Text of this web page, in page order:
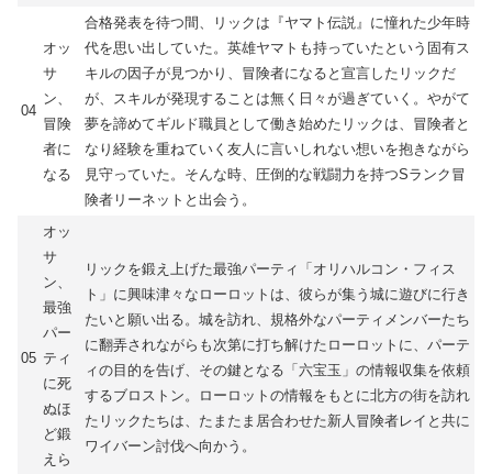
04
オッ
サ
ン、
冒険
者に
なる
合格発表を待つ間、リックは『ヤマト伝説』に憧れた少年時
代を思い出していた。英雄ヤマトも持っていたという固有ス
キルの因子が見つかり、冒険者になると宣言したリックだ
が、スキルが発現することは無く日々が過ぎていく。やがて
夢を諦めてギルド職員として働き始めたリックは、冒険者と
なり経験を重ねていく友人に言いしれない想いを抱きながら
見守っていた。そんな時、圧倒的な戦闘力を持つSランク冒
険者リーネットと出会う。
05
オッ
サ
ン、
最強
パー
ティ
に死
ぬほ
ど鍛
えら
リックを鍛え上げた最強パーティ「オリハルコン・フィス
ト」に興味津々なローロットは、彼らが集う城に遊びに行き
たいと願い出る。城を訪れ、規格外なパーティメンバーたち
に翻弄されながらも次第に打ち解けたローロットに、パーテ
ィの目的を告げ、その鍵となる「六宝玉」の情報収集を依頼
するブロストン。ローロットの情報をもとに北方の街を訪れ
たリックたちは、たまたま居合わせた新人冒険者レイと共に
ワイバーン討伐へ向かう。